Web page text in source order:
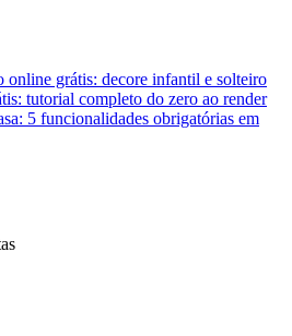
online grátis: decore infantil e solteiro
tutorial completo do zero ao render
5 funcionalidades obrigatórias em